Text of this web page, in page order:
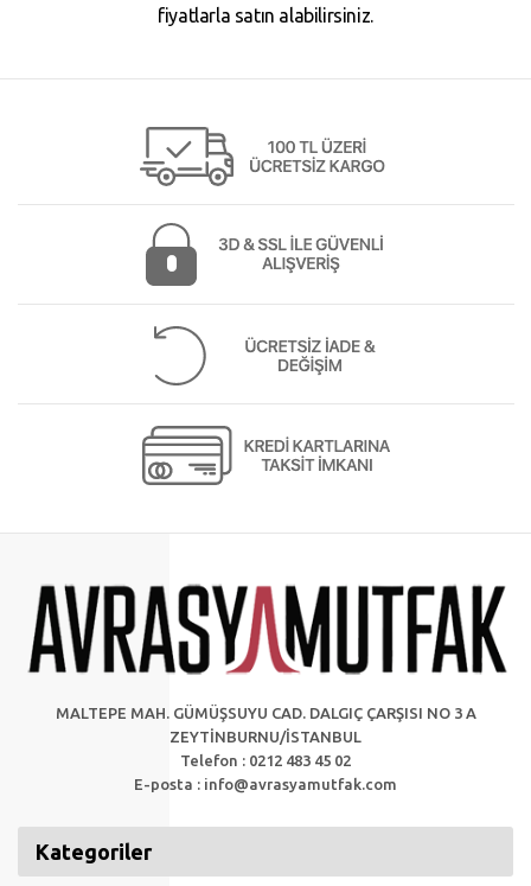
fiyatlarla satın alabilirsiniz.
MALTEPE MAH. GÜMÜŞSUYU CAD. DALGIÇ ÇARŞISI NO 3 A
ZEYTİNBURNU/İSTANBUL
Telefon : 0212 483 45 02
E-posta : info@avrasyamutfak.com
Kategoriler